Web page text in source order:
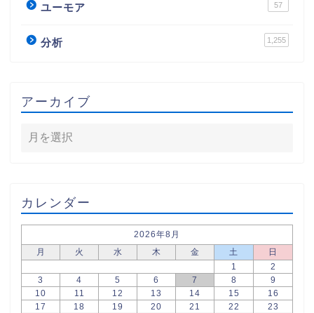
ユーモア 57
分析 1,255
アーカイブ
カレンダー
2026年8月
月
火 水 木 金 土
日
1
2
3
4 5 6 7 8
9
10
11 12 13 14 15
16
17
18 19 20 21 22
23